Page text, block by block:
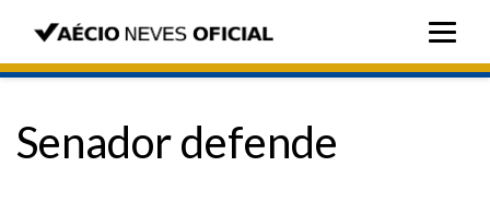
Senador defende